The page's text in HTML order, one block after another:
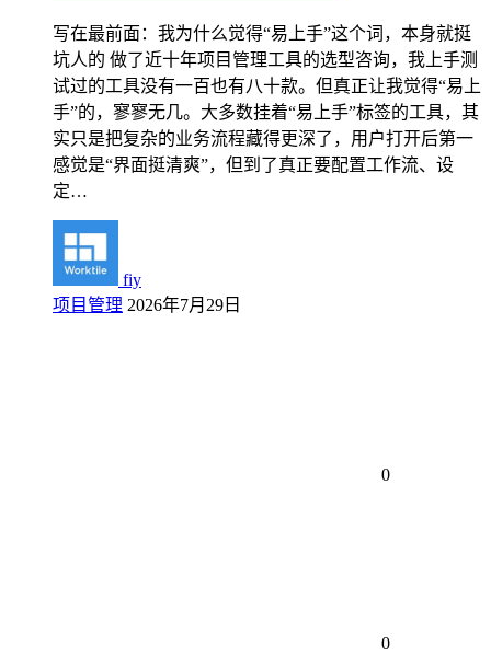
写在最前面：我为什么觉得“易上手”这个词，本身就挺
坑人的 做了近十年项目管理工具的选型咨询，我上手测
试过的工具没有一百也有八十款。但真正让我觉得“易上
手”的，寥寥无几。大多数挂着“易上手”标签的工具，其
实只是把复杂的业务流程藏得更深了，用户打开后第一
感觉是“界面挺清爽”，但到了真正要配置工作流、设
定…
fiy
项目管理 2026年7月29日
0
0